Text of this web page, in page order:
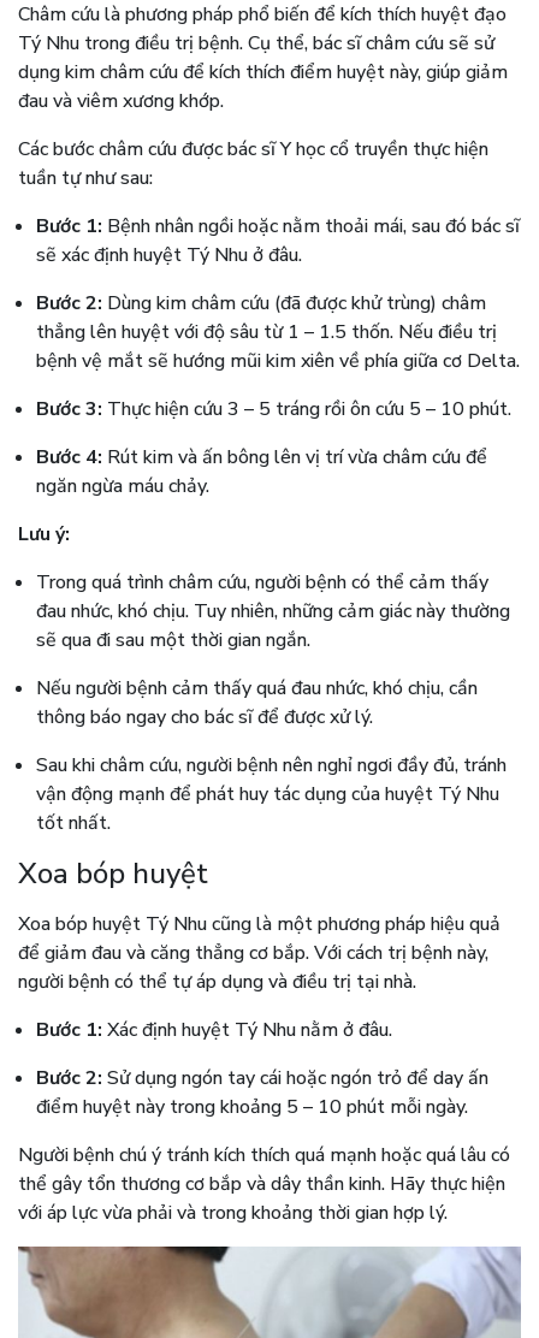
Châm cứu là phương pháp phổ biến để kích thích huyệt đạo
Tý Nhu trong điều trị bệnh. Cụ thể, bác sĩ châm cứu sẽ sử
dụng kim châm cứu để kích thích điểm huyệt này, giúp giảm
đau và viêm xương khớp.
Các bước châm cứu được bác sĩ Y học cổ truyền thực hiện
tuần tự như sau:
Bước 1: Bệnh nhân ngồi hoặc nằm thoải mái, sau đó bác sĩ
sẽ xác định huyệt Tý Nhu ở đâu.
Bước 2: Dùng kim châm cứu (đã được khử trùng) châm
thẳng lên huyệt với độ sâu từ 1 – 1.5 thốn. Nếu điều trị
bệnh vệ mắt sẽ hướng mũi kim xiên về phía giữa cơ Delta.
Bước 3: Thực hiện cứu 3 – 5 tráng rồi ôn cứu 5 – 10 phút.
Bước 4: Rút kim và ấn bông lên vị trí vừa châm cứu để
ngăn ngừa máu chảy.
Lưu ý:
Trong quá trình châm cứu, người bệnh có thể cảm thấy
đau nhức, khó chịu. Tuy nhiên, những cảm giác này thường
sẽ qua đi sau một thời gian ngắn.
Nếu người bệnh cảm thấy quá đau nhức, khó chịu, cần
thông báo ngay cho bác sĩ để được xử lý.
Sau khi châm cứu, người bệnh nên nghỉ ngơi đầy đủ, tránh
vận động mạnh để phát huy tác dụng của huyệt Tý Nhu
tốt nhất.
Xoa bóp huyệt
Xoa bóp huyệt Tý Nhu cũng là một phương pháp hiệu quả
để giảm đau và căng thẳng cơ bắp. Với cách trị bệnh này,
người bệnh có thể tự áp dụng và điều trị tại nhà.
Bước 1: Xác định huyệt Tý Nhu nằm ở đâu.
Bước 2: Sử dụng ngón tay cái hoặc ngón trỏ để day ấn
điểm huyệt này trong khoảng 5 – 10 phút mỗi ngày.
Người bệnh chú ý tránh kích thích quá mạnh hoặc quá lâu có
thể gây tổn thương cơ bắp và dây thần kinh. Hãy thực hiện
với áp lực vừa phải và trong khoảng thời gian hợp lý.